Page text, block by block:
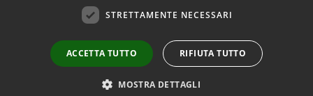
Copyright © 2026 • Comune di
Powered byMunicipium
Accesso redazione
STRETTAMENTE NECESSARI
ACCETTA TUTTO RIFIUTA TUTTO
MOSTRA DETTAGLI